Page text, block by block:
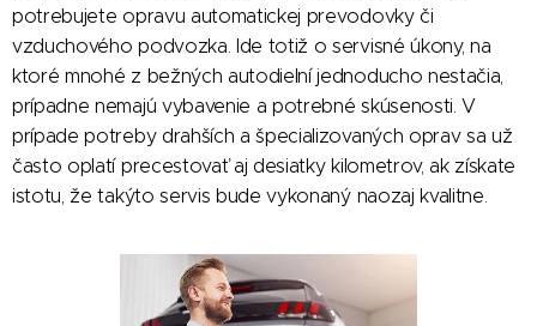
potrebujete opravu automatickej prevodovky či
vzduchového podvozka. Ide totiž o servisné úkony, na
ktoré mnohé z bežných autodielní jednoducho nestačia,
prípadne nemajú vybavenie a potrebné skúsenosti. V
prípade potreby drahších a špecializovaných oprav sa už
často oplatí precestovať aj desiatky kilometrov, ak získate
istotu, že takýto servis bude vykonaný naozaj kvalitne.